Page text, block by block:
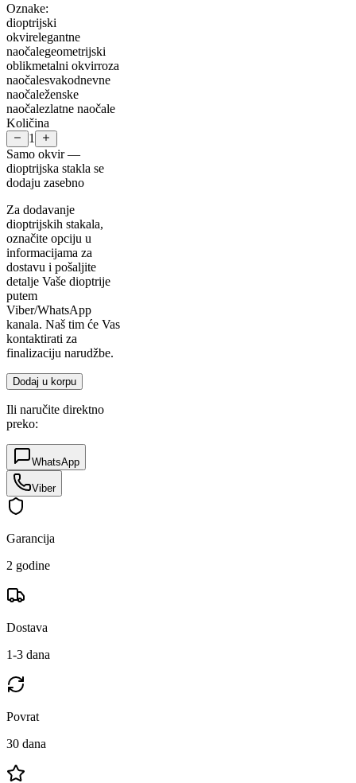
Oznake:
dioptrijski
okvirelegantne
naočalegeometrijski
oblikmetalni okvirroza
naočalesvakodnevne
naočaleženske
naočalezlatne naočale
Količina
1
Samo okvir —
dioptrijska stakla se
dodaju zasebno
Za dodavanje
dioptrijskih stakala,
označite opciju u
informacijama za
dostavu i pošaljite
detalje Vaše dioptrije
putem
Viber/WhatsApp
kanala. Naš tim će Vas
kontaktirati za
finalizaciju narudžbe.
Dodaj u korpu
Ili naručite direktno
preko:
WhatsApp
Viber
Garancija
2 godine
Dostava
1-3 dana
Povrat
30 dana